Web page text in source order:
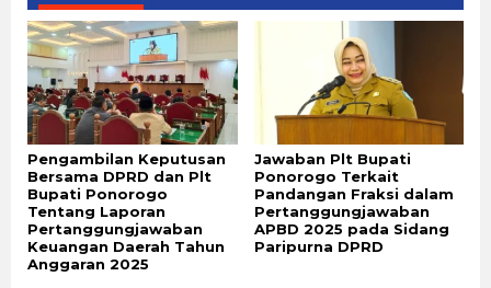
Pengambilan Keputusan
Bersama DPRD dan Plt
Bupati Ponorogo
Tentang Laporan
Pertanggungjawaban
Keuangan Daerah Tahun
Anggaran 2025
Jawaban Plt Bupati
Ponorogo Terkait
Pandangan Fraksi dalam
Pertanggungjawaban
APBD 2025 pada Sidang
Paripurna DPRD